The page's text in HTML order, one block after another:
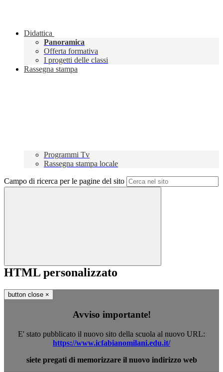
Didattica
Panoramica
Offerta formativa
I progetti delle classi
Rassegna stampa
Programmi Tv
Rassegna stampa locale
Campo di ricerca per le pagine del sito
HTML personalizzato
button close ×
Avviso importante!
E' stato pubblicato il nuovo sito della scuola al nuovo URL:
https://www.icfabianomilani.edu.it/
siete pregati di memorizzare il nuovo indirizzo web